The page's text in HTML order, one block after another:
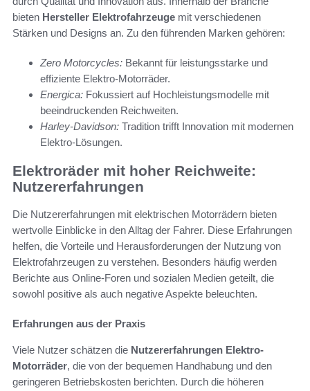
bieten Hersteller Elektrofahrzeuge mit verschiedenen
Stärken und Designs an. Zu den führenden Marken gehören:
Zero Motorcycles: Bekannt für leistungsstarke und
effiziente Elektro-Motorräder.
Energica: Fokussiert auf Hochleistungsmodelle mit
beeindruckenden Reichweiten.
Harley-Davidson: Tradition trifft Innovation mit modernen
Elektro-Lösungen.
Elektroräder mit hoher Reichweite:
Nutzererfahrungen
Die Nutzererfahrungen mit elektrischen Motorrädern bieten
wertvolle Einblicke in den Alltag der Fahrer. Diese Erfahrungen
helfen, die Vorteile und Herausforderungen der Nutzung von
Elektrofahrzeugen zu verstehen. Besonders häufig werden
Berichte aus Online-Foren und sozialen Medien geteilt, die
sowohl positive als auch negative Aspekte beleuchten.
Erfahrungen aus der Praxis
Viele Nutzer schätzen die Nutzererfahrungen Elektro-
Motorräder, die von der bequemen Handhabung und den
geringeren Betriebskosten berichten. Durch die höheren